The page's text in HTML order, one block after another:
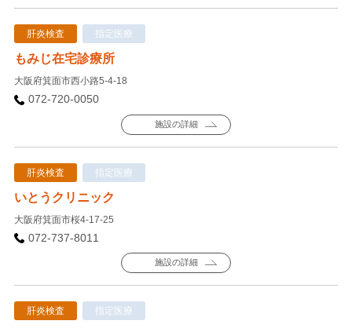
肝炎検査 指定医療
もみじ在宅診療所
大阪府箕面市西小路5-4-18
072-720-0050
施設の詳細
肝炎検査 指定医療
いとうクリニック
大阪府箕面市桜4-17-25
072-737-8011
施設の詳細
肝炎検査 指定医療